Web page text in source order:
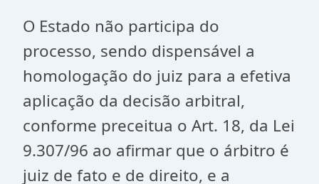
O Estado não participa do
processo, sendo dispensável a
homologação do juiz para a efetiva
aplicação da decisão arbitral,
conforme preceitua o Art. 18, da Lei
9.307/96 ao afirmar que o árbitro é
juiz de fato e de direito, e a